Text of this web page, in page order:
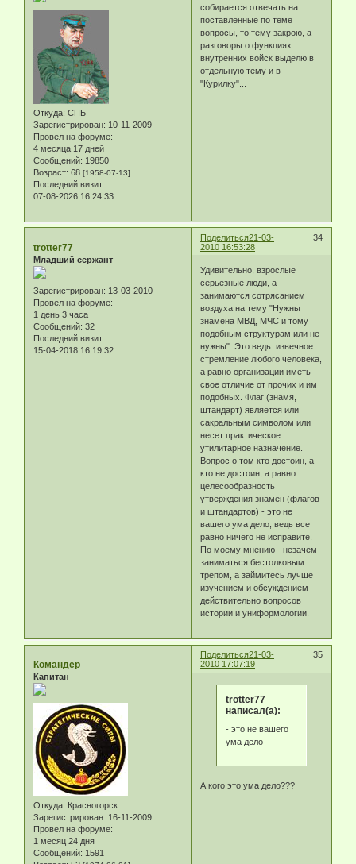
Откуда: СПБ
Зарегистрирован: 10-11-2009
Провел на форуме:
4 месяца 17 дней
Сообщений: 19850
Возраст: 68 [1958-07-13]
Последний визит:
07-08-2026 16:24:33
собирается отвечать на
поставленные по теме
вопросы, то тему закрою, а
разговоры о функциях
внутренних войск выделю в
отдельную тему и в
"Курилку"...
Поделиться 34
21-03-
2010 16:53:28
trotter77
Младший сержант
Зарегистрирован: 13-03-2010
Провел на форуме:
1 день 3 часа
Сообщений: 32
Последний визит:
15-04-2018 16:19:32
Удивительно, взрослые
серьезные люди, а
занимаются сотрясанием
воздуха на тему "Нужны
знамена МВД, МЧС и тому
подобным структурам или не
нужны". Это ведь извечное
стремление любого человека,
а равно организации иметь
свое отличие от прочих и им
подобных. Флаг (знамя,
штандарт) является или
сакральным символом или
несет практическое
утилитарное назначение.
Вопрос о том кто достоин, а
кто не достоин, а равно
целесообразность
утверждения знамен (флагов
и штандартов) - это не
вашего ума дело, ведь все
равно ничего не исправите.
По моему мнению - незачем
заниматься бестолковым
трепом, а займитесь лучше
изучением и обсуждением
действительно вопросов
истории и униформологии.
Поделиться 35
21-03-
2010 17:07:19
Командер
Капитан
Откуда: Красногорск
Зарегистрирован: 16-11-2009
Провел на форуме:
1 месяц 24 дня
Сообщений: 1591
trotter77
написал(а):
- это не вашего
ума дело
А кого это ума дело???